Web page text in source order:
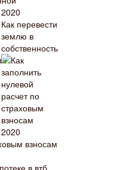
Как перевести
землю в
собственность
взносам
в втб